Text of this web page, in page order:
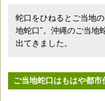
蛇口をひねるとご当地
地蛇口"。沖縄のご当地
出てきました。
ご当地蛇口はもはや都市